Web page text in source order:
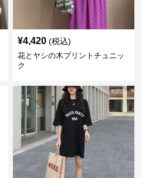
¥4,420 (税込)
花とヤシの木プリントチュニッ
ク